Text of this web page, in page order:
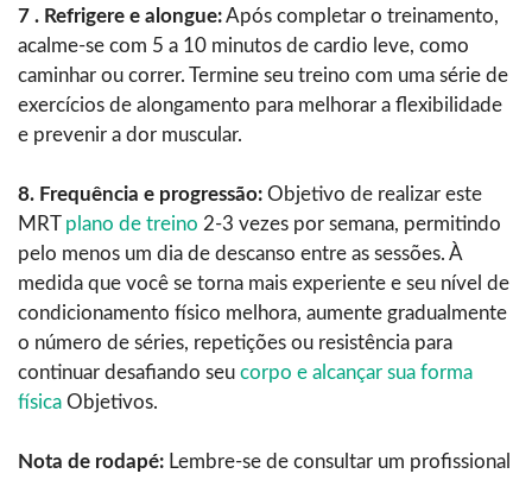
7 . Refrigere e alongue:Após completar o treinamento,
acalme-se com 5 a 10 minutos de cardio leve, como
caminhar ou correr. Termine seu treino com uma série de
exercícios de alongamento para melhorar a flexibilidade
e prevenir a dor muscular.
8. Frequência e progressão: Objetivo de realizar este
MRT plano de treino 2-3 vezes por semana, permitindo
pelo menos um dia de descanso entre as sessões. À
medida que você se torna mais experiente e seu nível de
condicionamento físico melhora, aumente gradualmente
o número de séries, repetições ou resistência para
continuar desafiando seu corpo e alcançar sua forma
física Objetivos.
Nota de rodapé: Lembre-se de consultar um profissional